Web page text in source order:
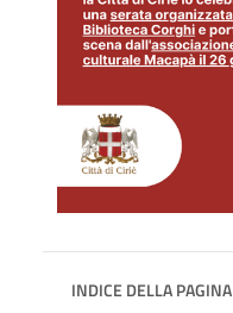
INDICE DELLA PAGINA